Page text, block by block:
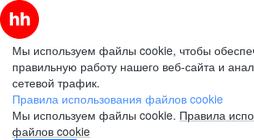
Мы используем файлы cookie, чтобы
правильную работу нашего веб-сайта и
сетевой трафик.
Правила использования файлов cookie
Мы используем файлы cookie. Правила
файлов cookie